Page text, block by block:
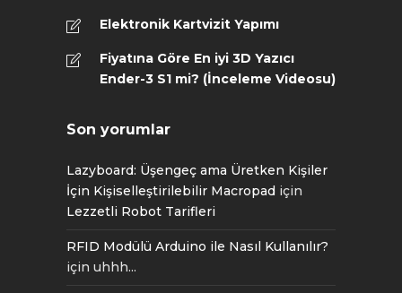
Elektronik Kartvizit Yapımı
Fiyatına Göre En iyi 3D Yazıcı
Ender-3 S1 mi? (İnceleme Videosu)
Son yorumlar
Lazyboard: Üşengeç ama Üretken Kişiler
İçin Kişiselleştirilebilir Macropad için
Lezzetli Robot Tarifleri
RFID Modülü Arduino ile Nasıl Kullanılır?
için uhhh...